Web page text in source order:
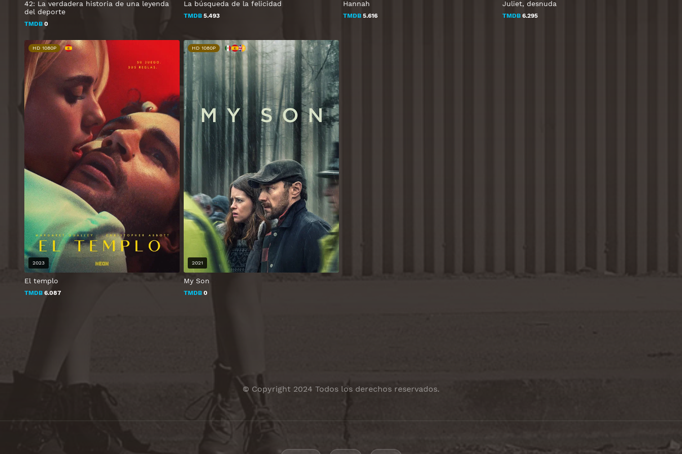
42: La verdadera historia de una leyenda
del deporte
TMDB 0
La búsqueda de la felicidad
TMDB 5.493
Hannah
TMDB 5.616
Juliet, desnuda
TMDB 6.295
El templo
TMDB 6.087
HD 1080P
2023
My Son
TMDB 0
HD 1080P
2021
© Copyright 2024 Todos los derechos reservados.